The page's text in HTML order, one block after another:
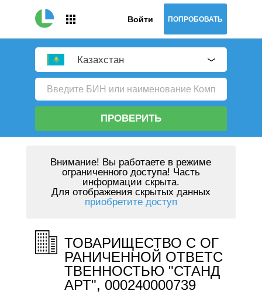
Войти ПОПРОБОВАТЬ
Казахстан
ПРОВЕРИТЬ
Внимание! Вы работаете в режиме
ограниченного доступа! Часть
информации скрыта.
Для отображения скрытых данных
приобретите доступ
ТОВАРИЩЕСТВО С ОГ
РАНИЧЕННОЙ ОТВЕТС
ТВЕННОСТЬЮ "СТАНД
АРТ", 000240000739